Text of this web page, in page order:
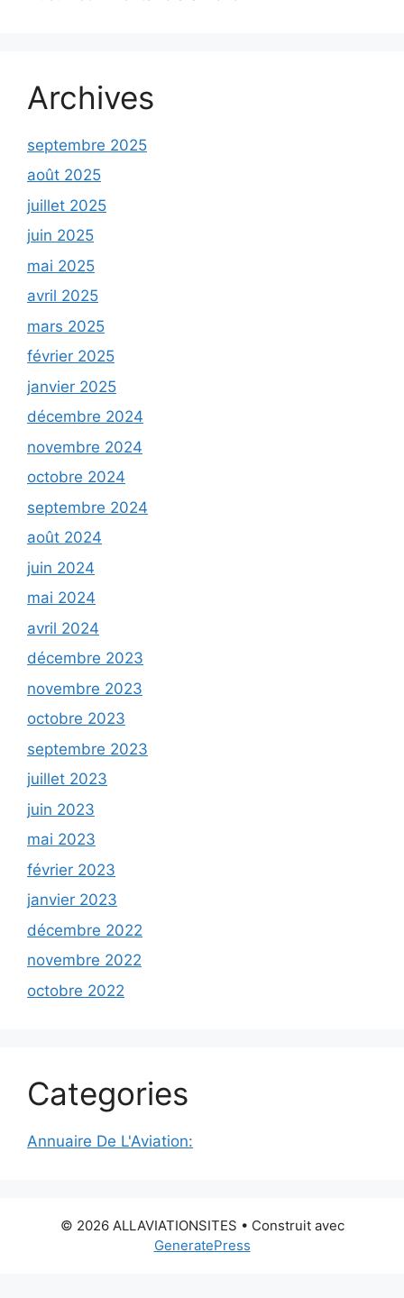
Archives
septembre 2025
août 2025
juillet 2025
juin 2025
mai 2025
avril 2025
mars 2025
février 2025
janvier 2025
décembre 2024
novembre 2024
octobre 2024
septembre 2024
août 2024
juin 2024
mai 2024
avril 2024
décembre 2023
novembre 2023
octobre 2023
septembre 2023
juillet 2023
juin 2023
mai 2023
février 2023
janvier 2023
décembre 2022
novembre 2022
octobre 2022
Categories
Annuaire De L'Aviation:
© 2026 ALLAVIATIONSITES • Construit avec
GeneratePress